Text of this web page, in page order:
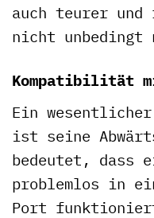
auch teurer und
nicht unbedingt
Kompatibilität
Ein
ist seine
bedeutet, dass
problemlos in
Port